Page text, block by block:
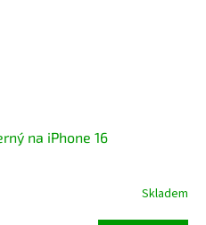
na iPhone 16
Skladem